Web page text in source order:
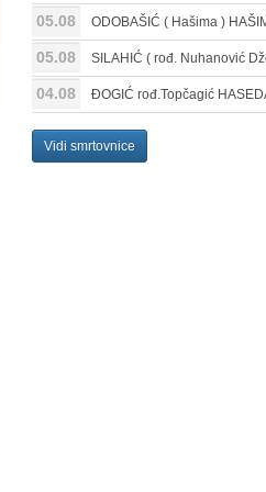
05.08 ODOBAŠIĆ ( Hašima )
05.08 SILAHIĆ ( rođ. Nuhanović
04.08 ĐOGIĆ rođ.Topčagić
Vidi smrtovnice